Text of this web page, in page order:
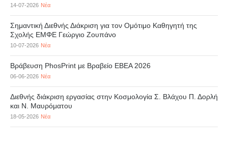
14-07-2026 Νέα
Σημαντική Διεθνής Διάκριση για τον Ομότιμο Καθηγητή της
Σχολής ΕΜΦΕ Γεώργιο Ζουπάνο
10-07-2026 Νέα
Βράβευση PhosPrint με Βραβείο ΕΒΕΑ 2026
06-06-2026 Νέα
Διεθνής διάκριση εργασίας στην Κοσμολογία Σ. Βλάχου Π. Δορλή
και Ν. Μαυρόματου
18-05-2026 Νέα